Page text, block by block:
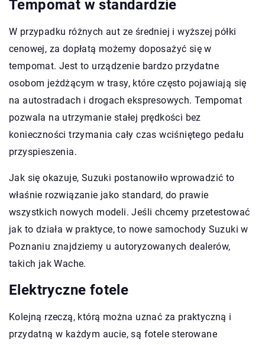
Tempomat w standardzie
W przypadku różnych aut ze średniej i wyższej półki
cenowej, za dopłatą możemy doposażyć się w
tempomat. Jest to urządzenie bardzo przydatne
osobom jeżdżącym w trasy, które często pojawiają się
na autostradach i drogach ekspresowych. Tempomat
pozwala na utrzymanie stałej prędkości bez
konieczności trzymania cały czas wciśniętego pedału
przyspieszenia.
Jak się okazuje, Suzuki postanowiło wprowadzić to
właśnie rozwiązanie jako standard, do prawie
wszystkich nowych modeli. Jeśli chcemy przetestować
jak to działa w praktyce, to nowe samochody Suzuki w
Poznaniu znajdziemy u autoryzowanych dealerów,
takich jak Wache.
Elektryczne fotele
Kolejną rzeczą, którą można uznać za praktyczną i
przydatną w każdym aucie, są fotele sterowane